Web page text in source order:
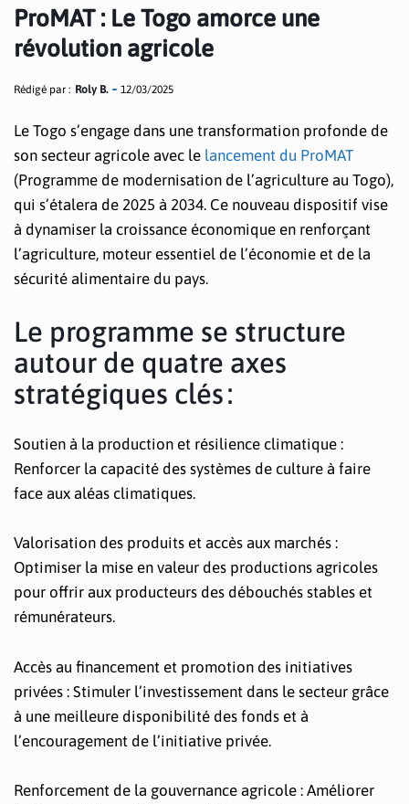
ProMAT : Le Togo amorce une
révolution agricole
Rédigé par : Roly B. 12/03/2025
Le Togo s’engage dans une transformation profonde de
son secteur agricole avec le lancement du ProMAT
(Programme de modernisation de l’agriculture au Togo),
qui s’étalera de 2025 à 2034. Ce nouveau dispositif vise
à dynamiser la croissance économique en renforçant
l’agriculture, moteur essentiel de l’économie et de la
sécurité alimentaire du pays.
Le programme se structure
autour de quatre axes
stratégiques clés :
Soutien à la production et résilience climatique :
Renforcer la capacité des systèmes de culture à faire
face aux aléas climatiques.
Valorisation des produits et accès aux marchés :
Optimiser la mise en valeur des productions agricoles
pour offrir aux producteurs des débouchés stables et
rémunérateurs.
Accès au financement et promotion des initiatives
privées : Stimuler l’investissement dans le secteur grâce
à une meilleure disponibilité des fonds et à
l’encouragement de l’initiative privée.
Renforcement de la gouvernance agricole : Améliorer